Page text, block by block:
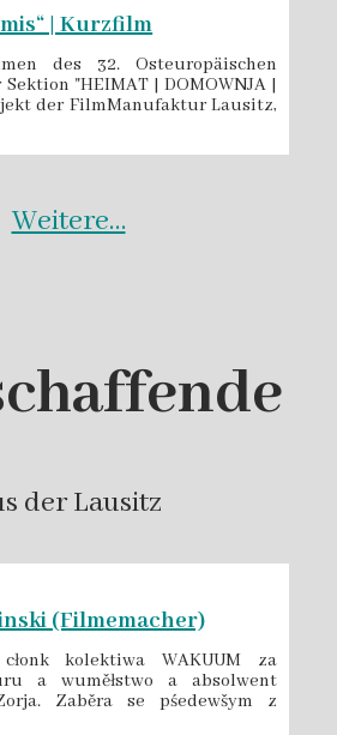
| Kurzfilm
des 32. Osteuropäischen
"HEIMAT | DOMOWNJA |
der FilmManufaktur Lausitz,
Weitere…
der Lausitz
(Filmemacher)
kolektiwa WAKUUM za
a wuměłstwo a absolwent
Zaběra se pśedewšym z